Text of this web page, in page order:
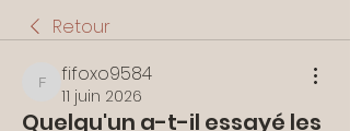
Retour
fifoxo9584
fifoxo9584
11 juin 2026
Quelqu'un a-t-il essayé les